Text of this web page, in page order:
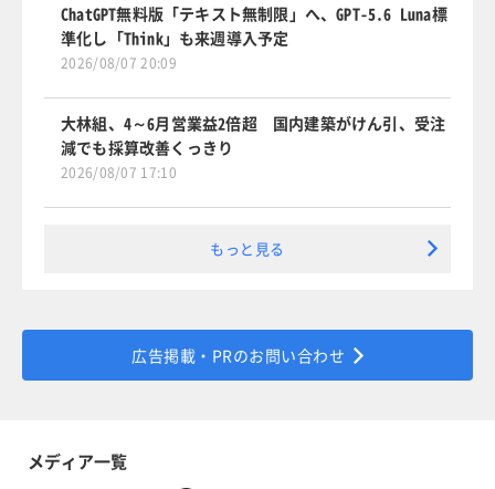
ChatGPT無料版「テキスト無制限」へ、GPT-5.6 Luna標
準化し「Think」も来週導入予定
2026/08/07 20:09
大林組、4～6月営業益2倍超 国内建築がけん引、受注
減でも採算改善くっきり
2026/08/07 17:10
もっと見る
広告掲載・PRのお問い合わせ
メディア一覧